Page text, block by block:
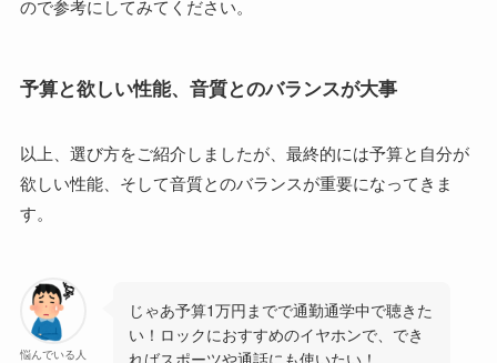
ので参考にしてみてください。
予算と欲しい性能、音質とのバランスが大事
以上、選び方をご紹介しましたが、最終的には予算と自分が
欲しい性能、そして音質とのバランスが重要になってきま
す。
悩んでいる人
じゃあ予算1万円までで通勤通学中で聴きた
い！ロックにおすすめのイヤホンで、でき